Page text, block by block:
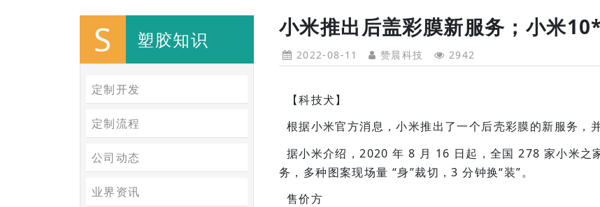
小米推出后盖彩膜新服务；小米
2022-08-11 赞晨科技 2942
【科技犬】
根据小米官方消息，小米推出了一个后壳彩膜的新服务，
据小米介绍，2020 年 8 月 16 日起，全国 278 家小米之
务，多种图案现场量 “身”裁切，3 分钟换“装”。
售价方
S 塑胶知识
定制开发
定制流程
公司动态
业界资讯